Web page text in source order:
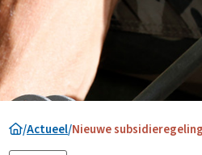
/Actueel/Nieuwe